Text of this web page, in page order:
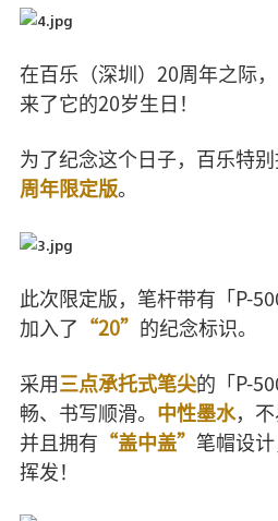
在百乐（深圳）20周年之际，
来了它的20岁生日！
为了纪念这个日子，百乐特别
周年限定版。
此次限定版， 笔杆带有「P-
加入了 “20” 的纪念标识。
采用三点承托式笔尖的「P-
畅、书写顺滑。 中性墨水，不
并且拥有 “盖中盖” 笔帽设
挥发！